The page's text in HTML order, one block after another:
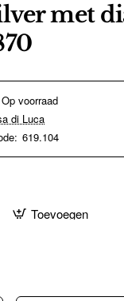
met
Op voorraad
di Luca
619.104
Toevoegen